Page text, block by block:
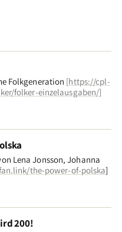
Folkgeneration [https://cpl-
folker-einzelausgaben/]
Lena Jonsson, Johanna
the-power-of-polska]
200!